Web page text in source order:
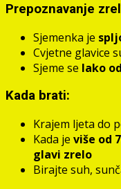
Prepoznavanje
Sjemenka je
Cvjetne glavice
Sjeme se lako
Kada brati:
Krajem ljeta do
Kada je više od
glavi zrelo
Birajte suh,